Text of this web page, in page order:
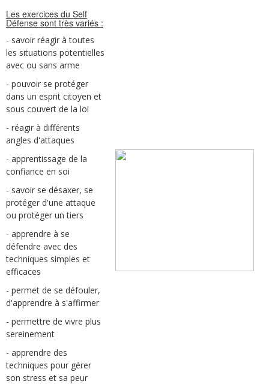
Les exercices du Self
Défense sont très variés :
- savoir réagir à toutes
les situations potentielles
avec ou sans arme
- pouvoir se protéger
dans un esprit citoyen et
sous couvert de la loi
- réagir à différents
angles d'attaques
- apprentissage de la
confiance en soi
- savoir se désaxer, se
protéger d'une attaque
ou protéger un tiers
- apprendre à se
défendre avec des
techniques simples et
efficaces
- permet de se défouler,
d'apprendre à s'affirmer
- permettre de vivre plus
sereinement
- apprendre des
techniques pour gérer
son stress et sa peur